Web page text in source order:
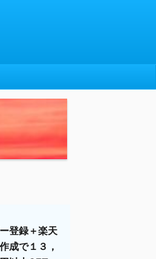
登録＋楽天
成で１３，